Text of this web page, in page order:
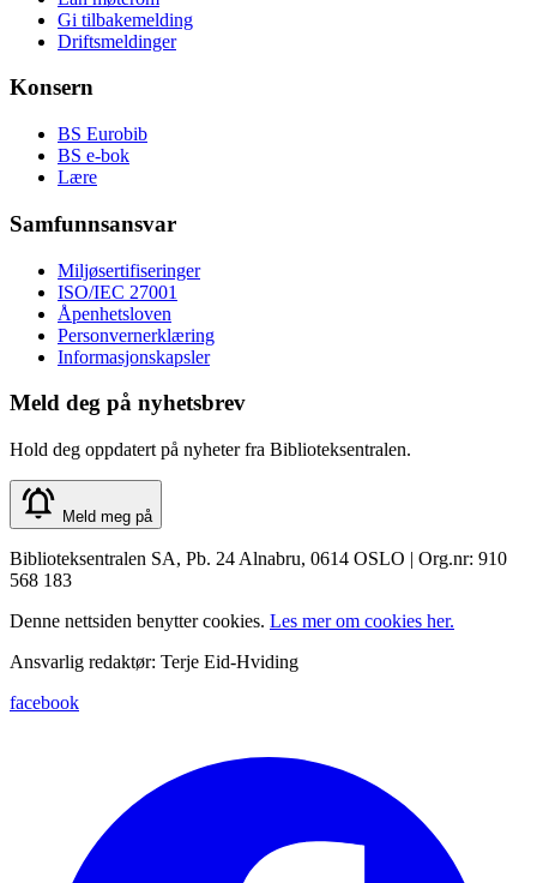
Gi tilbakemelding
Driftsmeldinger
Konsern
BS Eurobib
BS e-bok
Lære
Samfunnsansvar
Miljøsertifiseringer
ISO/IEC 27001
Åpenhetsloven
Personvernerklæring
Informasjonskapsler
Meld deg på nyhetsbrev
Hold deg oppdatert på nyheter fra Biblioteksentralen.
Meld meg på
Biblioteksentralen SA, Pb. 24 Alnabru, 0614 OSLO | Org.nr: 910
568 183
Denne nettsiden benytter cookies. Les mer om cookies her.
Ansvarlig redaktør: Terje Eid-Hviding
facebook